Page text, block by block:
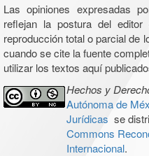
Las opiniones expresadas
reflejan la postura del
reproducción total o parcial de
cuando se cite la fuente
utilizar los textos aquí
Hechos y
Autónoma de
Jurídicas se
Commons
Internacional.